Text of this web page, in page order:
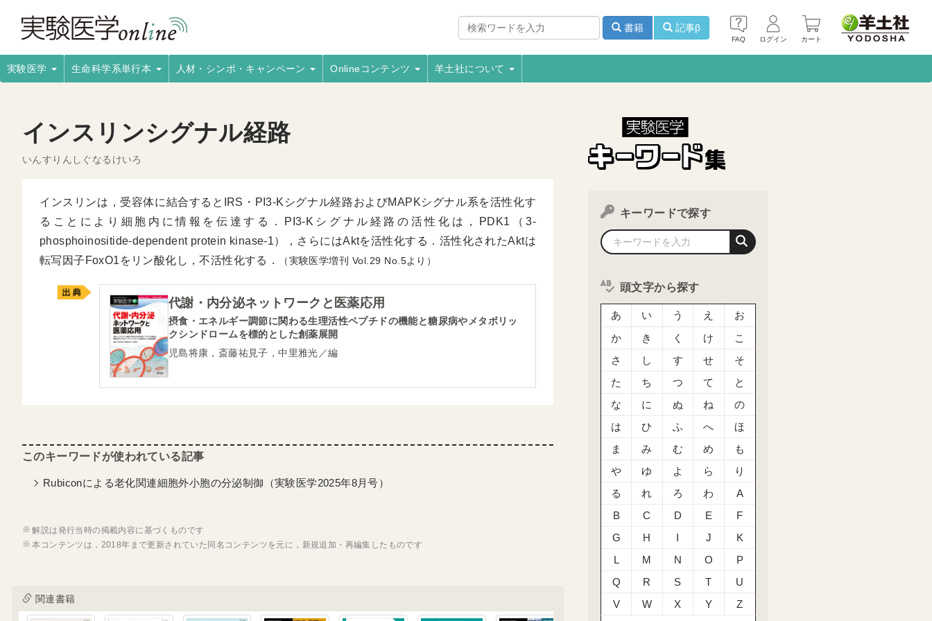
FAQ ログイン カート
書籍 記事β
実験医学 生命科学系単行本 人材・シンポ・キャンペーン Onlineコンテンツ 羊土社について
インスリンシグナル経路
いんすりんしぐなるけいろ
インスリンは，受容体に結合するとIRS・PI3-Kシグナル経路およびMAPKシグナル系を活性化す
ることにより細胞内に情報を伝達する．PI3-Kシグナル経路の活性化は，PDK1（3-
phosphoinositide-dependent protein kinase-1），さらにはAktを活性化する．活性化されたAktは
転写因子FoxO1をリン酸化し，不活性化する．
（実験医学増刊 29 5より）
代謝・内分泌ネットワークと医薬応用
摂食・エネルギー調節に関わる生理活性ペプチドの機能と糖尿病やメタボリッ
クシンドロームを標的とした創薬展開
児島将康，斎藤祐見子，中里雅光／編
Rubiconによる老化関連細胞外小胞の分泌制御（実験医学2025年8月号）
解説は発行当時の掲載内容に基づくものです
本コンテンツは，2018年まで更新されていた同名コンテンツを元に，新規追加・再編集したものです
関連書籍
キーワードで探す
頭文字から探す
あ い う え
お
か
き く け
こ
さ
し す せ
そ
た
ち つ て
と
な
に ぬ ね
の
は
ひ ふ へ
ほ
ま
み む め
も
や
ゆ よ ら
り
る
れ ろ わ
A
B
C D E
F
G
H I J
K
L
M N O
P
Q
R S T
U
V
W X Y
Z